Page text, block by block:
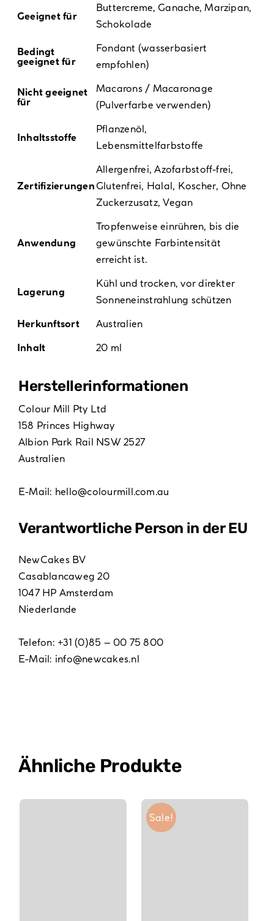
Geeignet für
Buttercreme, Ganache, Marzipan,
Schokolade
Bedingt
geeignet für
Fondant (wasserbasiert
empfohlen)
Nicht geeignet
für
Macarons / Macaronage
(Pulverfarbe verwenden)
Inhaltsstoffe
Pflanzenöl,
Lebensmittelfarbstoffe
Zertifizierungen
Allergenfrei,Azofarbstoff-frei,
Glutenfrei, Halal, Koscher, Ohne
Zuckerzusatz,Vegan
Anwendung
Tropfenweise einrühren, bis die
gewünschte Farbintensität
erreicht ist.
Lagerung
Kühl und trocken, vor direkter
Sonneneinstrahlung schützen
Herkunftsort
Australien
Inhalt
20 ml
Hersteller­informationen
Colour Mill Pty Ltd
158 Princes Highway
Albion Park Rail NSW 2527
Australien
E-Mail: hello@colourmill.com.au
Verantwortliche Person in der EU
NewCakes BV
Casablancaweg 20
1047 HP Amsterdam
Niederlande
Telefon: +31 (0)85 – 00 75 800
E-Mail: info@newcakes.nl
Ähnliche Produkte
Sale!